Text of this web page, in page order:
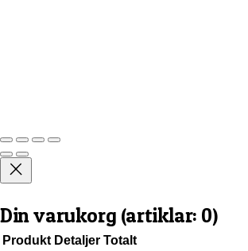
Din varukorg (artiklar: 0)
Produkt Detaljer Totalt